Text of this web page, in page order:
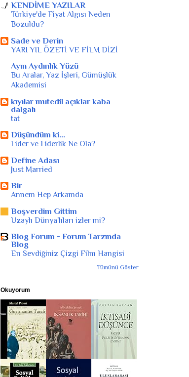
KENDİME YAZILAR
Türkiye'de Fiyat Algısı Neden
Bozuldu?
Sade ve Derin
YARI YIL ÖZETİ VE FİLM DİZİ
Ayın Aydınlık Yüzü
Bu Aralar, Yaz İşleri, Gümüşlük
Akademisi
kıyılar mutedil açıklar kaba
dalgalı
tat
Düşündüm ki...
Lider ve Liderlik Ne Ola?
Define Adası
Just Married
Bir
Annem Hep Arkamda
Boşverdim Gittim
Uzaylı Dünya'lıları izler mi?
Blog Forum - Forum Tarzında
Blog
En Sevdiğiniz Çizgi Film Hangisi
Tümünü Göster
Okuyorum